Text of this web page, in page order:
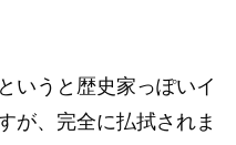
いうと歴史家っぽいイ
が、完全に払拭されま